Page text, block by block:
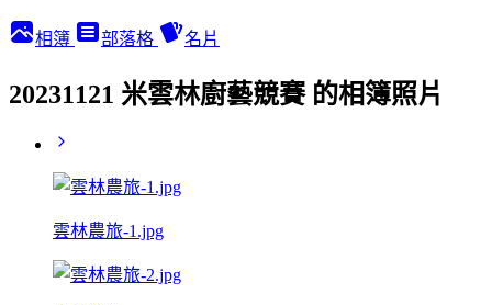
相簿 部落格 名片
20231121 米雲林廚藝競賽 的相簿照片
雲林農旅-1.jpg